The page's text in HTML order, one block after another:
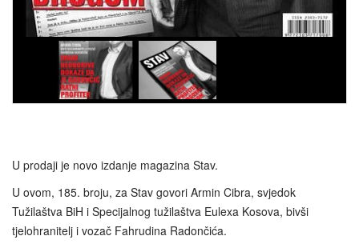
U prodaji je novo izdanje magazina Stav.
U ovom, 185. broju, za Stav govori Armin Cibra, svjedok
Tužilaštva BiH i Specijalnog tužilaštva Eulexa Kosova, bivši
tjelohranitelj i vozač Fahrudina Radončića.